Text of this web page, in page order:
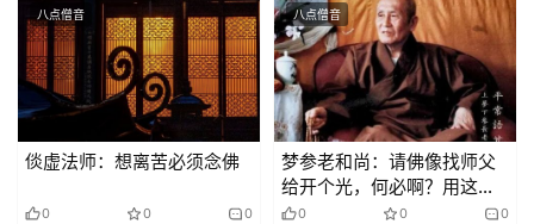
八点僧音
倓虚法师：想离苦必须念佛
0 0 0
八点僧音
梦参老和尚：请佛像找师父
给开个光，何必啊？用这个
方法，你自己就把光开了
0 0 0